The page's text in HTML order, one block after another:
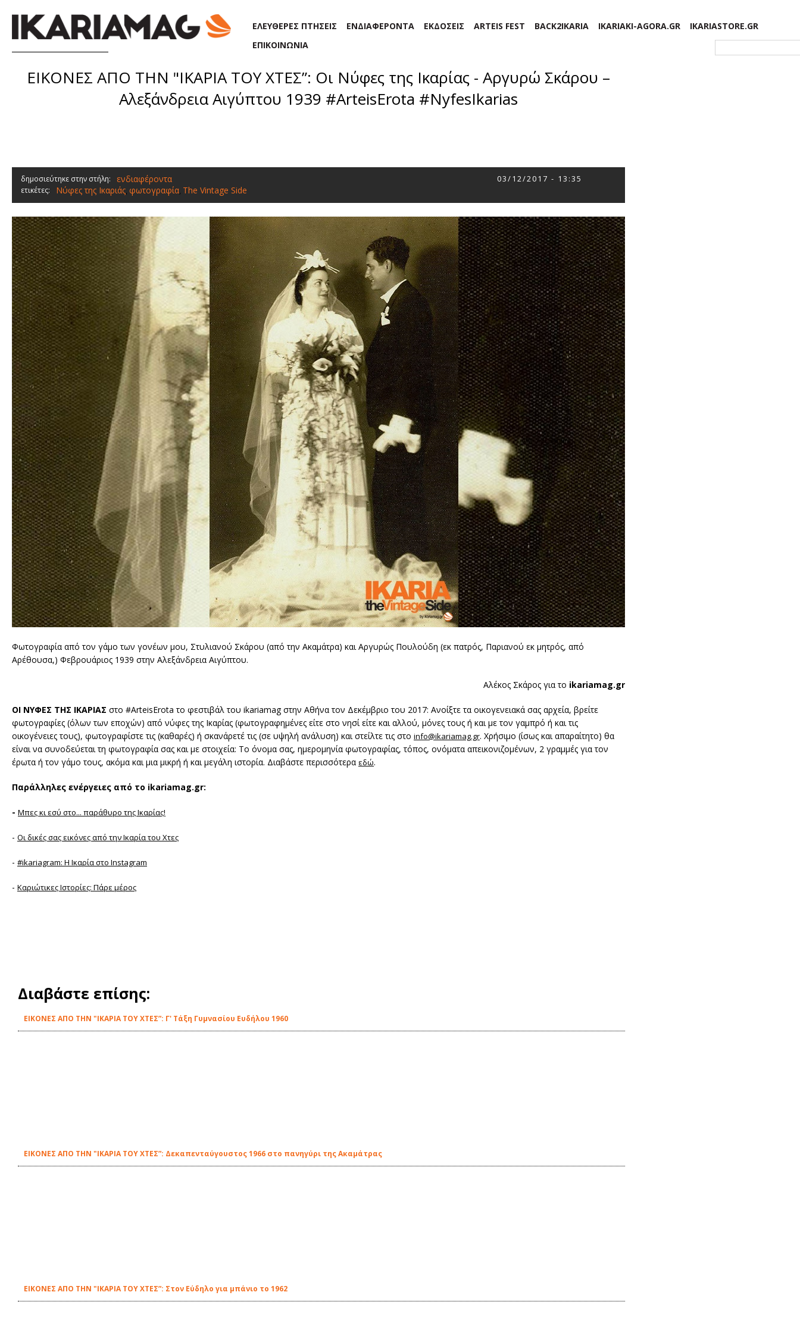
ΕΛΕΥΘΕΡΕΣ ΠΤΗΣΕΙΣ ΕΝΔΙΑΦΕΡΟΝΤΑ ΕΚΔΟΣΕΙΣ ARTEIS FEST BACK2IKARIA IKARIAKI-AGORA.GR
IKARIASTORE.GR
ΕΠΙΚΟΙΝΩΝΙΑ
ΕΙΚΟΝΕΣ ΑΠΟ ΤΗΝ "ΙΚΑΡΙΑ ΤΟΥ ΧΤΕΣ”: Οι Νύφες της Ικαρίας - Αργυρώ Σκάρου –
Αλεξάνδρεια Αιγύπτου 1939 #ArteisErota #NyfesIkarias
δημοσιεύτηκε στην στήλη: ενδιαφέροντα 03/12/2017 - 13:35
ετικέτες: Νύφες της Ικαριάς, φωτογραφία, The Vintage Side
Φωτογραφία από τον γάμο των γονέων μου, Στυλιανού Σκάρου (από την Ακαμάτρα) και Αργυρώς Πουλούδη (εκ πατρός, Παριανού εκ μητρός, από
Αρέθουσα,) Φεβρουάριος 1939 στην Αλεξάνδρεια Αιγύπτου.
Αλέκος Σκάρος για το ikariamag.gr
ΟΙ ΝΥΦΕΣ ΤΗΣ ΙΚΑΡΙΑΣ στο #ArteisErota το φεστιβάλ του ikariamag στην Αθήνα τον Δεκέμβριο του 2017: Ανοίξτε τα οικογενειακά σας αρχεία, βρείτε
φωτογραφίες (όλων των εποχών) από νύφες της Ικαρίας (φωτογραφημένες είτε στο νησί είτε και αλλού, μόνες τους ή και με τον γαμπρό ή και τις
οικογένειες τους), φωτογραφίστε τις (καθαρές) ή σκανάρετέ τις (σε υψηλή ανάλυση) και στείλτε τις στο info@ikariamag.gr. Χρήσιμο (ίσως και απαραίτητο) θα
είναι να συνοδεύεται τη φωτογραφία σας και με στοιχεία: Το όνομα σας, ημερομηνία φωτογραφίας, τόπος, ονόματα απεικονιζομένων, 2 γραμμές για τον
έρωτα ή τον γάμο τους, ακόμα και μια μικρή ή και μεγάλη ιστορία. Διαβάστε περισσότερα εδώ.
Παράλληλες ενέργειες από το ikariamag.gr:
- Μπες κι εσύ στο... παράθυρο της Ικαρίας!
- Οι δικές σας εικόνες από την Ικαρία του Χτες
- #ikariagram: Η Ικαρία στο Instagram
- Καριώτικες Ιστορίες: Πάρε μέρος
Διαβάστε επίσης:
ΕΙΚΟΝΕΣ ΑΠΟ ΤΗΝ "ΙΚΑΡΙΑ ΤΟΥ ΧΤΕΣ”: Γ' Τάξη Γυμνασίου Ευδήλου 1960
ΕΙΚΟΝΕΣ ΑΠΟ ΤΗΝ "ΙΚΑΡΙΑ ΤΟΥ ΧΤΕΣ”: Δεκαπενταύγουστος 1966 στο πανηγύρι της Ακαμάτρας
ΕΙΚΟΝΕΣ ΑΠΟ ΤΗΝ "ΙΚΑΡΙΑ ΤΟΥ ΧΤΕΣ”: Στον Εύδηλο για μπάνιο το 1962